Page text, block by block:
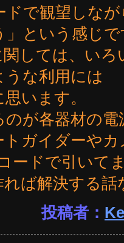
で観望しな
」という感じ
関しては、い
うな利用には
います。
が各器材の電
ガイダーや
ードで引いて
れば解決する
投稿者：